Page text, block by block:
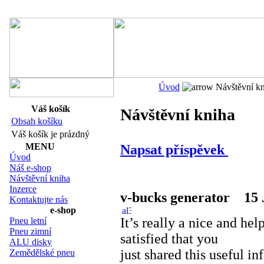
Úvod Návštěvní
Váš košík
Obsah košíku
Váš košík je prázdný
MENU
Úvod
Náš e-shop
Návštěvní kniha
Inzerce
Kontaktujte nás
e-shop
Pneu letní
Pneu zimní
ALU disky
Zemědělské pneu
Návštěvní kniha
Napsat příspěvek
v-bucks generator
15
It’s really a nice and
satisfied that you
just shared this useful